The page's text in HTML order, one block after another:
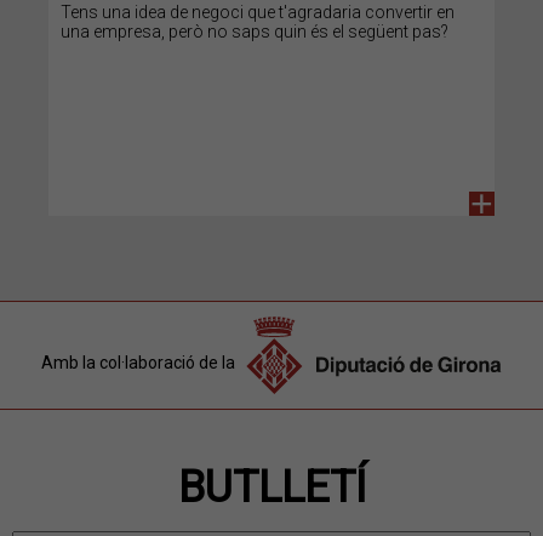
Tens una idea de negoci que t'agradaria convertir en
una empresa, però no saps quin és el següent pas?
+
Amb la col·laboració de la
BUTLLETÍ